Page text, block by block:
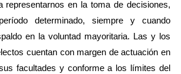
representarnos en la toma de decisiones,
determinado, siempre y cuando
en la voluntad mayoritaria. Las y los
cuentan con margen de actuación en
facultades y conforme a los límites del